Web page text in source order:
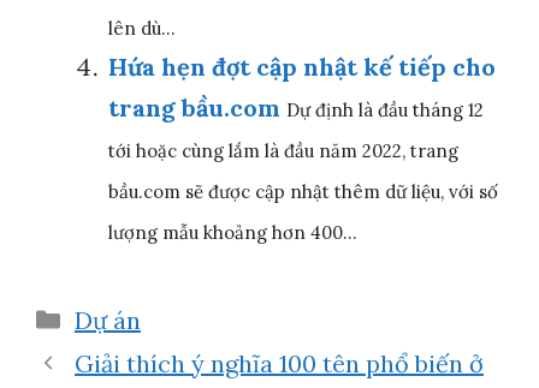
lên dù...
Hứa hẹn đợt cập nhật kế tiếp cho
trang bầu.com Dự định là đầu tháng 12
tới hoặc cùng lắm là đầu năm 2022, trang
bầu.com sẽ được cập nhật thêm dữ liệu, với số
lượng mẫu khoảng hơn 400...
Danh
mục
Dự án
Giải thích ý nghĩa 100 tên phổ biến ở